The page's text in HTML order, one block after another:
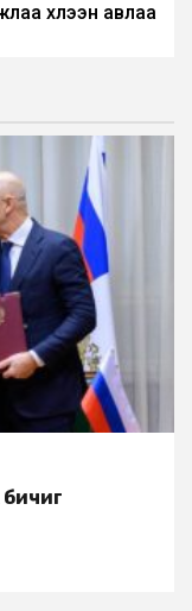
хүлээн авлаа